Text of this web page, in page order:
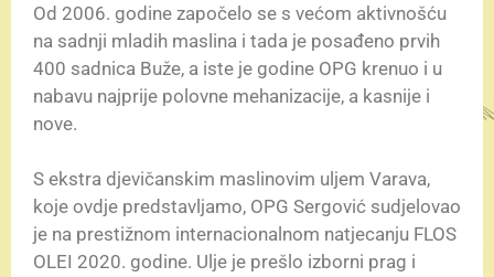
Od 2006. godine započelo se s većom aktivnošću
na sadnji mladih maslina i tada je posađeno prvih
400 sadnica Buže, a iste je godine OPG krenuo i u
nabavu najprije polovne mehanizacije, a kasnije i
nove.
S ekstra djevičanskim maslinovim uljem Varava,
koje ovdje predstavljamo, OPG Sergović sudjelovao
je na prestižnom internacionalnom natjecanju FLOS
OLEI 2020. godine. Ulje je prešlo izborni prag i